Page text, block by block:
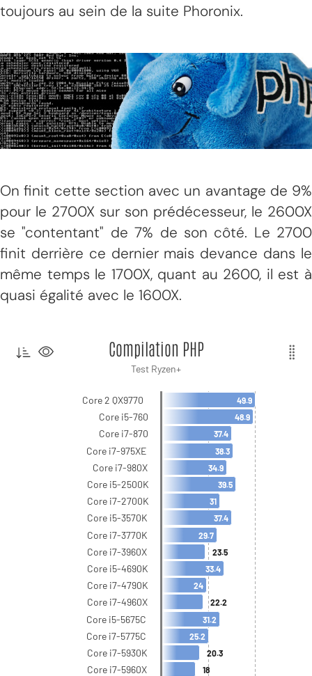
toujours au sein de la suite Phoronix.
On finit cette section avec un avantage de 9%
pour le 2700X sur son prédécesseur, le 2600X
se "contentant" de 7% de son côté. Le 2700
finit derrière ce dernier mais devance dans le
même temps le 1700X, quant au 2600, il est à
quasi égalité avec le 1600X.